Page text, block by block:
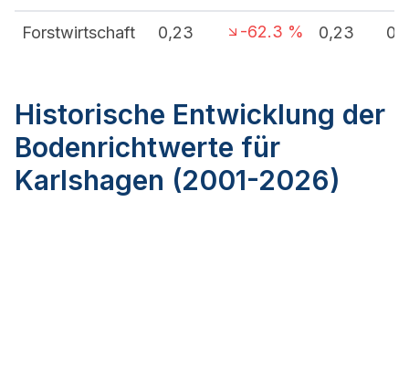
Forstwirtschaft 0,23 -62.3 % 0,23
Historische Entwicklung der
Bodenrichtwerte für
Karlshagen (2001-2026)